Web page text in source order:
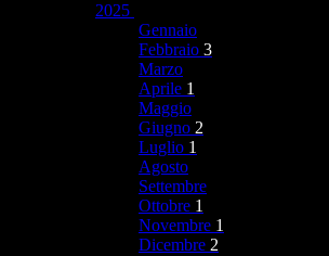
2025
Gennaio
Febbraio 3
Marzo
Aprile 1
Maggio
Giugno 2
Luglio 1
Agosto
Settembre
Ottobre 1
Novembre 1
Dicembre 2